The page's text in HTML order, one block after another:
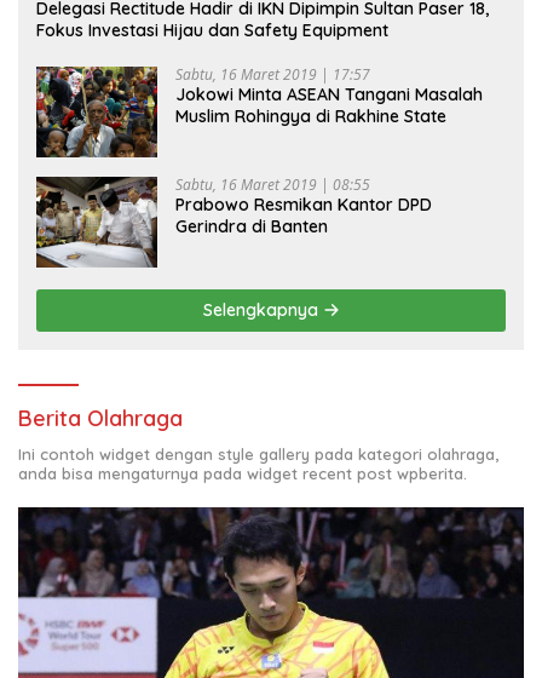
Delegasi Rectitude Hadir di IKN Dipimpin Sultan Paser 18,
Fokus Investasi Hijau dan Safety Equipment
Sabtu, 16 Maret 2019 | 17:57
Jokowi Minta ASEAN Tangani Masalah
Muslim Rohingya di Rakhine State
Sabtu, 16 Maret 2019 | 08:55
Prabowo Resmikan Kantor DPD
Gerindra di Banten
Selengkapnya
Berita Olahraga
Ini contoh widget dengan style gallery pada kategori olahraga,
anda bisa mengaturnya pada widget recent post wpberita.